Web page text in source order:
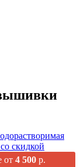
скидкой
от 4 500 р.